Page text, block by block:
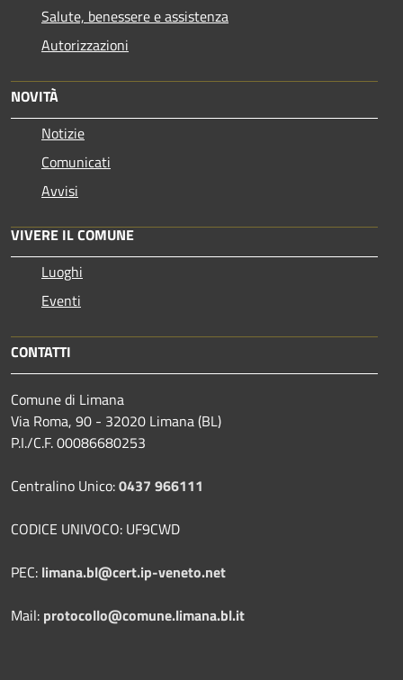
Salute, benessere e assistenza
Autorizzazioni
NOVITÀ
Notizie
Comunicati
Avvisi
VIVERE IL COMUNE
Luoghi
Eventi
CONTATTI
Comune di Limana
Via Roma, 90 - 32020 Limana (BL)
P.I./C.F. 00086680253
Centralino Unico:0437 966111
CODICE UNIVOCO: UF9CWD
PEC: limana.bl@cert.ip-veneto.net
Mail: protocollo@comune.limana.bl.it